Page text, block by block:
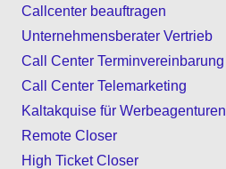
Callcenter beauftragen
Unternehmensberater Vertrieb
Call Center Terminvereinbarung
Call Center Telemarketing
Kaltakquise für Werbeagenturen
Remote Closer
High Ticket Closer